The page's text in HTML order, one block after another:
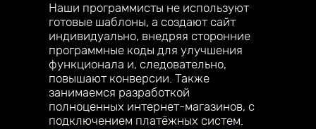
Наши программисты не используют
готовые шаблоны, а создают сайт
индивидуально, внедряя сторонние
программные коды для улучшения
функционала и, следовательно,
повышают конверсии. Также
занимаемся разработкой
полноценных интернет-магазинов, с
подключением платёжных систем.